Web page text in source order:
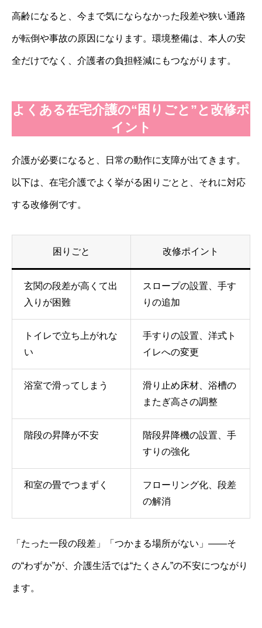
高齢になると、今まで気にならなかった段差や狭い通路
が転倒や事故の原因になります。環境整備は、本人の安
全だけでなく、介護者の負担軽減にもつながります。
よくある在宅介護の“困りごと”と改修ポ
イント
介護が必要になると、日常の動作に支障が出てきます。
以下は、在宅介護でよく挙がる困りごとと、それに対応
する改修例です。
困りごと 改修ポイント
玄関の段差が高くて出
入りが困難
スロープの設置、手す
りの追加
トイレで立ち上がれな
い
手すりの設置、洋式ト
イレへの変更
浴室で滑ってしまう
滑り止め床材、浴槽の
またぎ高さの調整
階段の昇降が不安
階段昇降機の設置、手
すりの強化
和室の畳でつまずく
フローリング化、段差
の解消
「たった一段の段差」「つかまる場所がない」——そ
の“わずか”が、介護生活では“たくさん”の不安につながり
ます。